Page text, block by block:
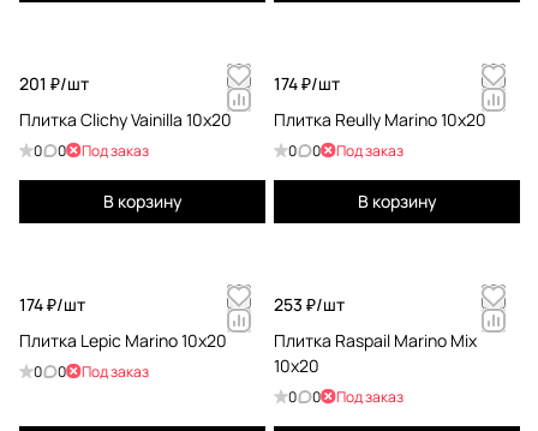
201 ₽/шт
Плитка Clichy Vainilla 10x20
0 0 Под заказ
В корзину
174 ₽/шт
Плитка Reully Marino 10x20
0 0 Под заказ
В корзину
174 ₽/шт
Плитка Lepic Marino 10x20
0 0 Под заказ
253 ₽/шт
Плитка Raspail Marino Mix
10x20
0 0 Под заказ